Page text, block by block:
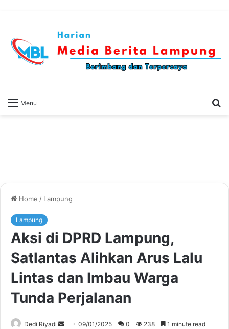
Menu
Home / Lampung
Lampung
Aksi di DPRD Lampung,
Satlantas Alihkan Arus Lalu
Lintas dan Imbau Warga
Tunda Perjalanan
Dedi Riyadi
Send09/01/2025 0 238 1 minute read